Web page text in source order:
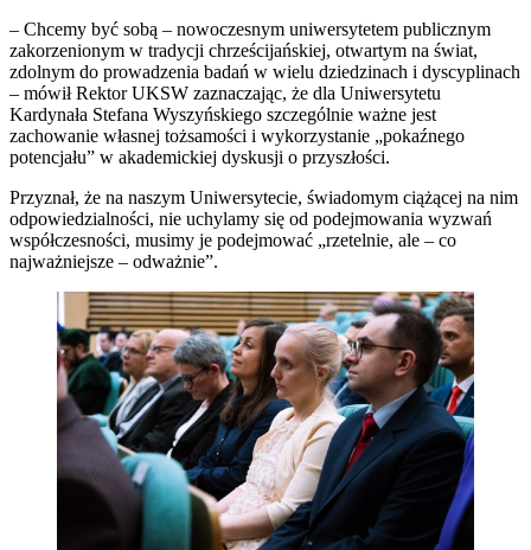
– Chcemy być sobą – nowoczesnym uniwersytetem publicznym
zakorzenionym w tradycji chrześcijańskiej, otwartym na świat,
zdolnym do prowadzenia badań w wielu dziedzinach i dyscyplinach
– mówił Rektor UKSW zaznaczając, że dla Uniwersytetu
Kardynała Stefana Wyszyńskiego szczególnie ważne jest
zachowanie własnej tożsamości i wykorzystanie „pokaźnego
potencjału” w akademickiej dyskusji o przyszłości.
Przyznał, że na naszym Uniwersytecie, świadomym ciążącej na nim
odpowiedzialności, nie uchylamy się od podejmowania wyzwań
współczesności, musimy je podejmować „rzetelnie, ale – co
najważniejsze – odważnie”.